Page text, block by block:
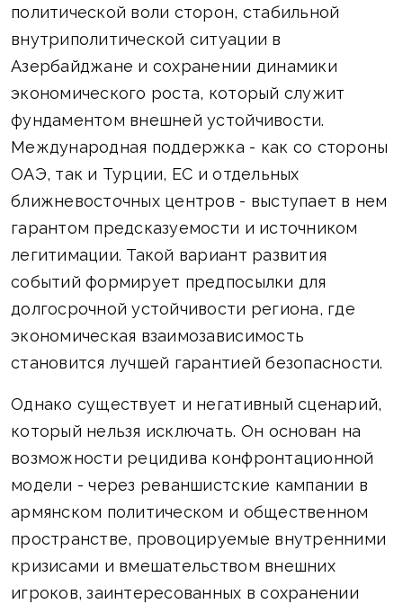
политической воли сторон, стабильной
внутриполитической ситуации в
Азербайджане и сохранении динамики
экономического роста, который служит
фундаментом внешней устойчивости.
Международная поддержка - как со стороны
ОАЭ, так и Турции, ЕС и отдельных
ближневосточных центров - выступает в нем
гарантом предсказуемости и источником
легитимации. Такой вариант развития
событий формирует предпосылки для
долгосрочной устойчивости региона, где
экономическая взаимозависимость
становится лучшей гарантией безопасности.
Однако существует и негативный сценарий,
который нельзя исключать. Он основан на
возможности рецидива конфронтационной
модели - через реваншистские кампании в
армянском политическом и общественном
пространстве, провоцируемые внутренними
кризисами и вмешательством внешних
игроков, заинтересованных в сохранении